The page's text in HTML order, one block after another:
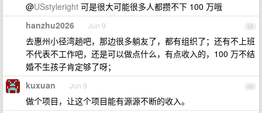
@USstyleright 可是很大可能很多人都攒不下 100 万哦
68
hanzhu2026 Jun 9
去惠州小径湾趟吧，那边很多躺友了，都有组织了；还有不上班
不代表不工作吧，还是可以做点什么，有点收入的，100 万不结
婚不生孩子肯定够了呀；
69
kuxuan Jun 9
做个项目，让这个项目能有源源不断的收入。